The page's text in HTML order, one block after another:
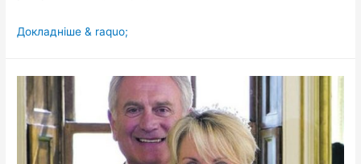
8-
альбінос
Ава
Кларк
Докладніше & raquo;